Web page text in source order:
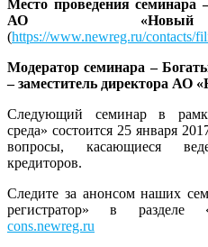
Место проведения
АО «Новый
(https://www.newreg.ru/contacts/
Модератор семинара –
– заместитель директора АО
Следующий семинар в
среда» состоится 25 января
вопросы, касающиеся
кредиторов.
Следите за анонсом наших
регистратор» в разделе
cons.newreg.ru